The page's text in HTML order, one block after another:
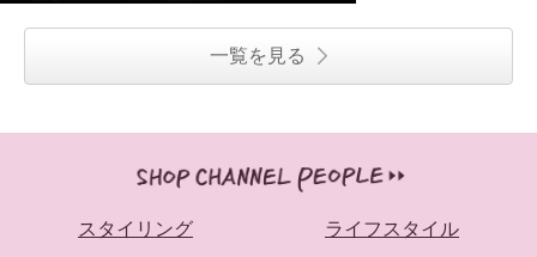
一覧を見る
スタイリング ライフスタイル